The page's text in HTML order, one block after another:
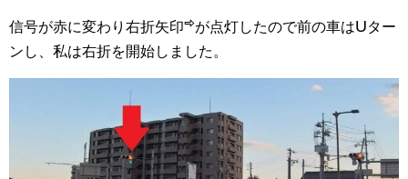
信号が赤に変わり右折矢印⇨が点灯したので前の車はUター
ンし、私は右折を開始しました。